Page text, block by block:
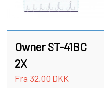
FC SPINNER
TILBEHØR
Owner ST-41BC
2X
Fra 32,00 DKK